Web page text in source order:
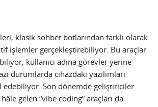
klasik sohbet botlarından farklı olarak
işlemler gerçekleştirebiliyor. Bu araçlar
kullanıcı adına görevler yerine
durumlarda cihazdaki yazılımları
Son dönemde geliştiriciler
gelen “vibe coding” araçları da